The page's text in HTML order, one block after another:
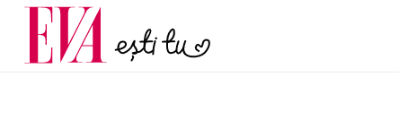
Carieră
Actualitate